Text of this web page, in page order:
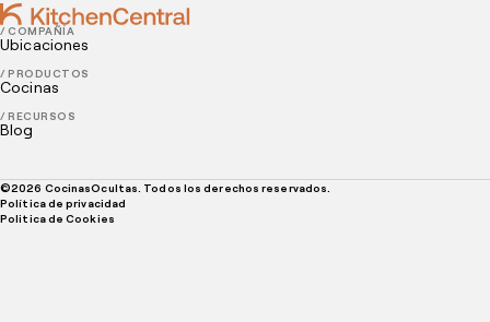
/ COMPAÑÍA
Ubicaciones
/ PRODUCTOS
Cocinas
/ RECURSOS
Blog
©2026 CocinasOcultas. Todos los derechos reservados.
Política de privacidad
Politica de Cookies